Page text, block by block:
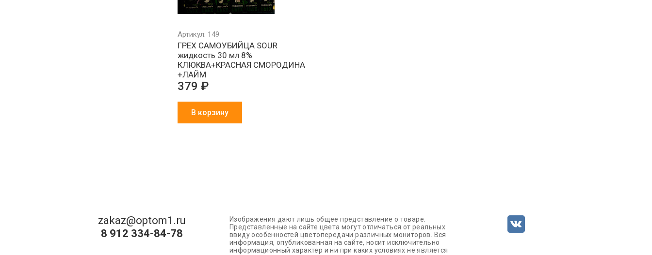
Артикул: 149
ГРЕХ САМОУБИЙЦА SOUR
жидкость 30 мл 8%
КЛЮКВА+КРАСНАЯ СМОРОДИНА
+ЛАЙМ
379 ₽
В корзину
zakaz@optom1.ru
8 912 334-84-78
Изображения дают лишь общее представление о товаре.
Представленные на сайте цвета могут отличаться от реальных
ввиду особенностей цветопередачи различных мониторов. Вся
информация, опубликованная на сайте, носит исключительно
информационный характер и ни при каких условиях не является